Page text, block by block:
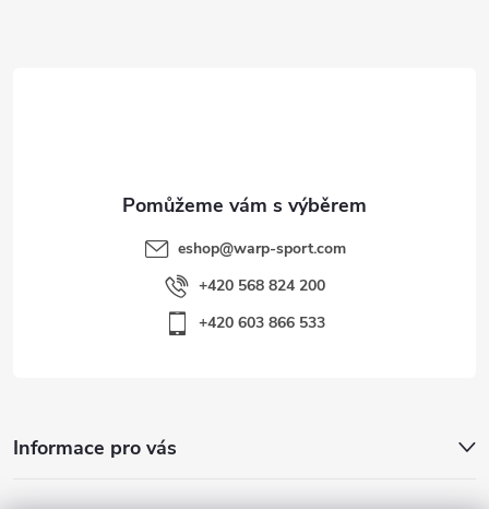
a
eshop@warp-sport.com
+420 568 824 200
+420 603 866 533
Informace pro vás